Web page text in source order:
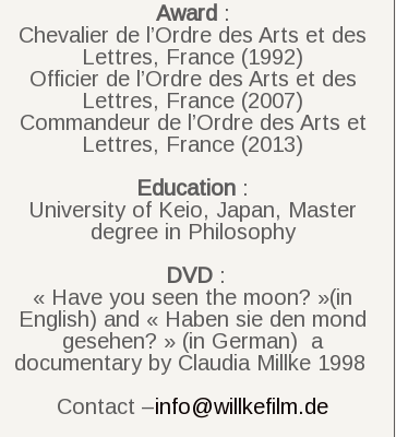
Award :
Chevalier de l’Ordre des Arts et des
Lettres, France (1992)
Officier de l’Ordre des Arts et des
Lettres, France (2007)
Commandeur de l’Ordre des Arts et
Lettres, France (2013)
Education :
University of Keio, Japan, Master
degree in Philosophy
DVD :
« Have you seen the moon? »(in
English) and « Haben sie den mond
gesehen? » (in German) a
documentary by Claudia Millke 1998
Contact –info@willkefilm.de